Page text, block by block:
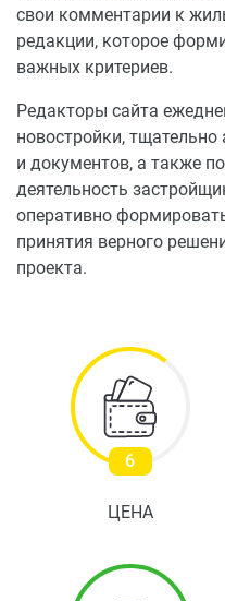
свои комментарии к
редакции, которое
важных критериев.
Редакторы сайта
новостройки, тщательно
и документов, а также
деятельность
оперативно
принятия верного
проекта.
6
ЦЕНА